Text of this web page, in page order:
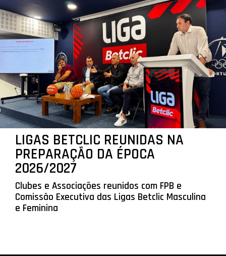
LIGAS BETCLIC REUNIDAS NA
PREPARAÇÃO DA ÉPOCA
2026/2027
Clubes e Associações reunidos com FPB e
Comissão Executiva das Ligas Betclic Masculina
e Feminina